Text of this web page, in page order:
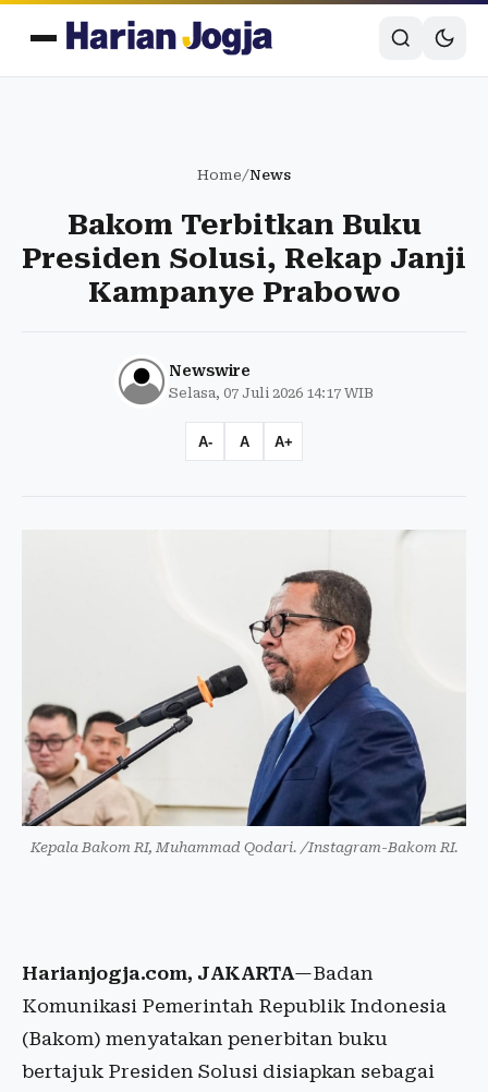
Home/News
Bakom Terbitkan Buku
Presiden Solusi, Rekap Janji
Kampanye Prabowo
Newswire
Selasa, 07 Juli 2026 14:17 WIB
A- A A+
Kepala Bakom RI, Muhammad Qodari. /Instagram-Bakom RI.
Harianjogja.com, JAKARTA—Badan
Komunikasi Pemerintah Republik Indonesia
(Bakom) menyatakan penerbitan buku
bertajuk Presiden Solusi disiapkan sebagai